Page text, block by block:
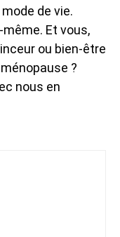
de vie.
même. Et vous,
ou bien-être
?
nous en